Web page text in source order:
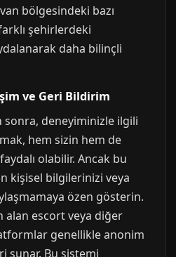
bölgesindeki bazı
şehirlerdeki
daha bilinçli
ve Geri Bildirim
deneyiminizle ilgili
hem sizin hem de
olabilir. Ancak bu
kişisel bilgilerinizi veya
özen gösterin.
alan escort veya diğer
genellikle anonim
sunar. Bu sistemi